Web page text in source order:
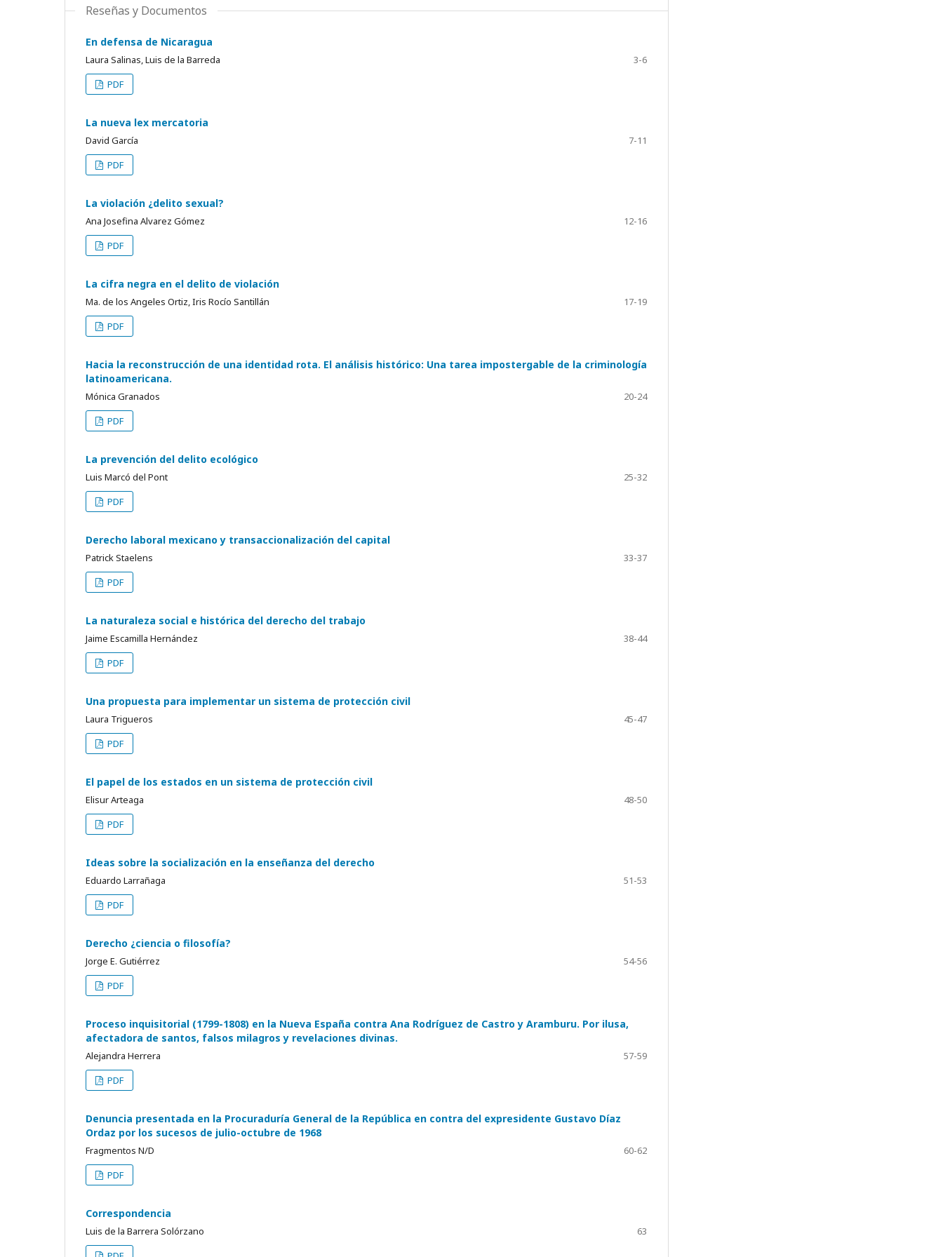
Reseñas y Documentos
En defensa de Nicaragua
Laura Salinas, Luis de la Barreda
3-6
PDF
La nueva lex mercatoria
David García
7-11
PDF
La violación ¿delito sexual?
Ana Josefina Alvarez Gómez
12-16
PDF
La cifra negra en el delito de violación
Ma. de los Angeles Ortiz, Iris Rocío Santillán
17-19
PDF
Hacia la reconstrucción de una identidad rota. El análisis histórico: Una tarea impostergable de la criminología
latinoamericana.
Mónica Granados
20-24
PDF
La prevención del delito ecológico
Luis Marcó del Pont
25-32
PDF
Derecho laboral mexicano y transaccionalización del capital
Patrick Staelens
33-37
PDF
La naturaleza social e histórica del derecho del trabajo
Jaime Escamilla Hernández
38-44
PDF
Una propuesta para implementar un sistema de protección civil
Laura Trigueros
45-47
PDF
El papel de los estados en un sistema de protección civil
Elisur Arteaga
48-50
PDF
Ideas sobre la socialización en la enseñanza del derecho
Eduardo Larrañaga
51-53
PDF
Derecho ¿ciencia o filosofía?
Jorge E. Gutiérrez
54-56
PDF
Proceso inquisitorial (1799-1808) en la Nueva España contra Ana Rodríguez de Castro y Aramburu. Por ilusa,
afectadora de santos, falsos milagros y revelaciones divinas.
Alejandra Herrera
57-59
PDF
Denuncia presentada en la Procuraduría General de la República en contra del expresidente Gustavo Díaz
Ordaz por los sucesos de julio-octubre de 1968
Fragmentos N/D
60-62
PDF
Correspondencia
Luis de la Barrera Solórzano
63